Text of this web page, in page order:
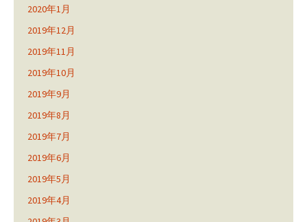
2020年1月
2019年12月
2019年11月
2019年10月
2019年9月
2019年8月
2019年7月
2019年6月
2019年5月
2019年4月